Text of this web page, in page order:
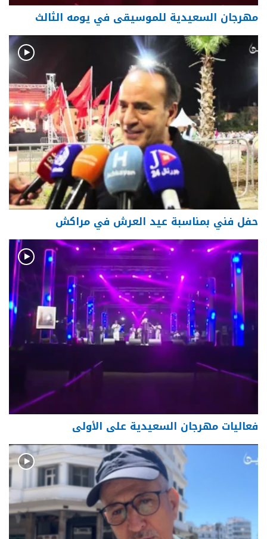
مهرجان السعيدية للموسيقى في يومه الثالث
حفل فني بمناسبة عيد العرش في مراكش
فعاليات مهرجان السعيدية على الأولى